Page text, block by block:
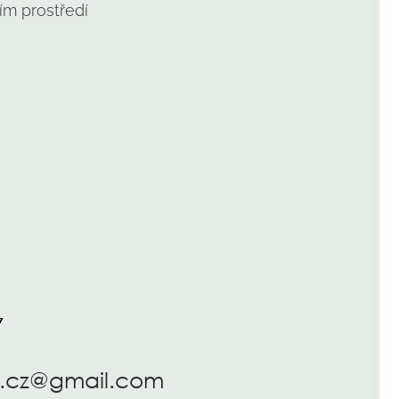
prostředí